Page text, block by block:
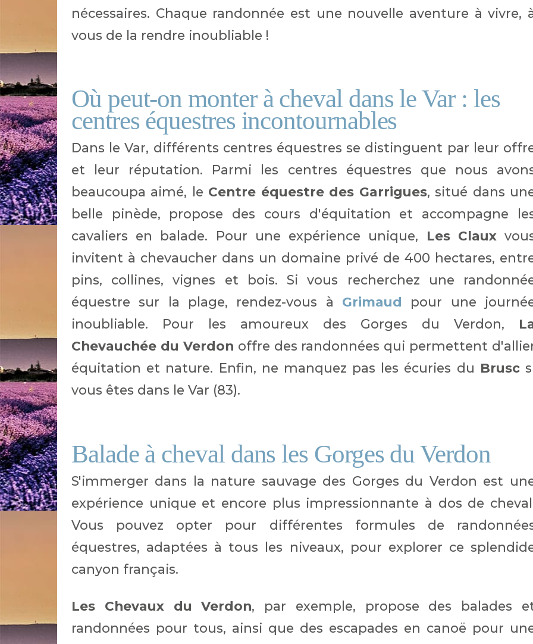
nécessaires. Chaque randonnée est une nouvelle aventure à vivre,
vous de la rendre inoubliable !
Où peut-on monter à cheval dans le Var : les
centres équestres incontournables
Dans le Var, différents centres équestres se distinguent par leur
et leur réputation. Parmi les centres équestres que nous
beaucoupa aimé, le Centre équestre des Garrigues, situé dans
belle pinède, propose des cours d'équitation et accompagne
cavaliers en balade. Pour une expérience unique, Les Claux
invitent à chevaucher dans un domaine privé de 400 hectares,
pins, collines, vignes et bois. Si vous recherchez une
équestre sur la plage, rendez-vous à Grimaud pour une
inoubliable. Pour les amoureux des Gorges du Verdon,
Chevauchée du Verdon offre des randonnées qui permettent
équitation et nature. Enfin, ne manquez pas les écuries du Brusc
vous êtes dans le Var (83).
Balade à cheval dans les Gorges du Verdon
S'immerger dans la nature sauvage des Gorges du Verdon est
expérience unique et encore plus impressionnante à dos de
Vous pouvez opter pour différentes formules de
équestres, adaptées à tous les niveaux, pour explorer ce
canyon français.
Les Chevaux du Verdon, par exemple, propose des balades
randonnées pour tous, ainsi que des escapades en canoë pour